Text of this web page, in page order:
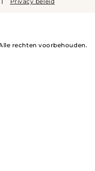
rechten voorbehouden.